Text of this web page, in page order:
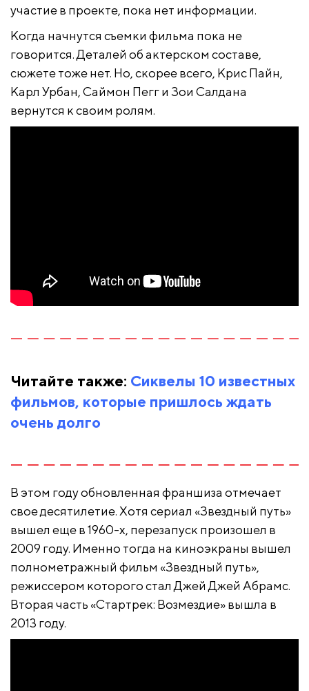
участие в проекте, пока нет информации.
Когда начнутся съемки фильма пока не
говорится. Деталей об актерском составе,
сюжете тоже нет. Но, скорее всего, Крис Пайн,
Карл Урбан, Саймон Пегг и Зои Салдана
вернутся к своим ролям.
Читайте также: Сиквелы 10 известных
фильмов, которые пришлось ждать
очень долго
В этом году обновленная франшиза отмечает
свое десятилетие. Хотя сериал «Звездный путь»
вышел еще в 1960-х, перезапуск произошел в
2009 году. Именно тогда на киноэкраны вышел
полнометражный фильм «Звездный путь»,
режиссером которого стал Джей Джей Абрамс.
Вторая часть «Стартрек: Возмездие» вышла в
2013 году.